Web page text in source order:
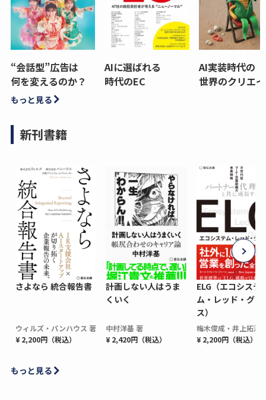
“会話型”広告は
何を変えるのか？
AIに選ばれる
時代のEC
AI実装時代の
世界のクリエ
もっと見る
新刊書籍
さよなら 統合報告書
ウィルズ・パンハウス 著
¥ 2,200円（税込）
計画しない人はうま
くいく
中村洋基 著
¥ 2,420円（税込）
ELG（エコシステ
ム・レッド・グロ
ス）
梅木俊成・井上拓海
¥ 2,200円（税込）
もっと見る